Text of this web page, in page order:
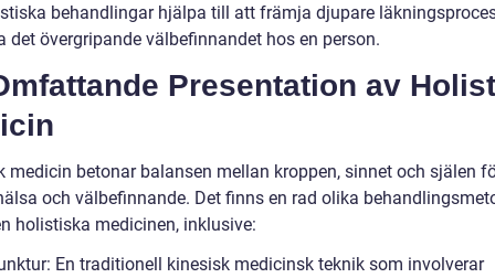
behandlingar hjälpa till att främja djupare
det övergripande välbefinnandet hos en person.
Presentation av
medicin betonar balansen mellan kroppen, sinnet och själen
och välbefinnande. Det finns en rad olika
holistiska medicinen, inklusive:
En traditionell kinesisk medicinsk teknik som involverar